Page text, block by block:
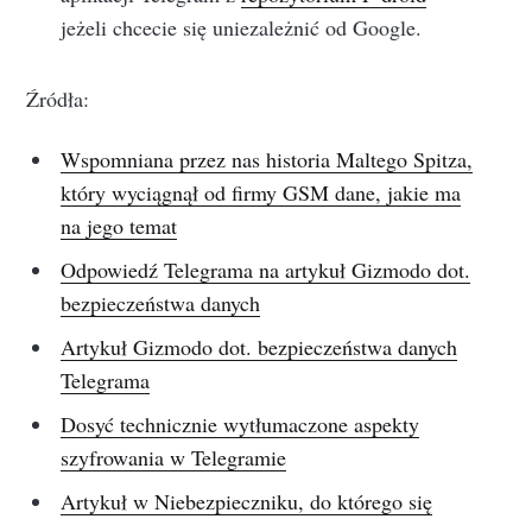
jeżeli chcecie się uniezależnić od Google.
Źródła:
Wspomniana przez nas historia Maltego Spitza,
który wyciągnął od firmy GSM dane, jakie ma
na jego temat
Odpowiedź Telegrama na artykuł Gizmodo dot.
bezpieczeństwa danych
Artykuł Gizmodo dot. bezpieczeństwa danych
Telegrama
Dosyć technicznie wytłumaczone aspekty
szyfrowania w Telegramie
Artykuł w Niebezpieczniku, do którego się